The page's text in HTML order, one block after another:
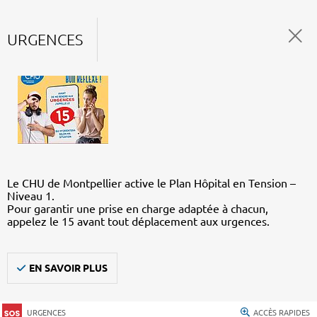
URGENCES
Le CHU de Montpellier active le Plan Hôpital en Tension –
Niveau 1.
Pour garantir une prise en charge adaptée à chacun,
appelez le 15 avant tout déplacement aux urgences.
EN SAVOIR PLUS
URGENCES ACCÈS RAPIDES